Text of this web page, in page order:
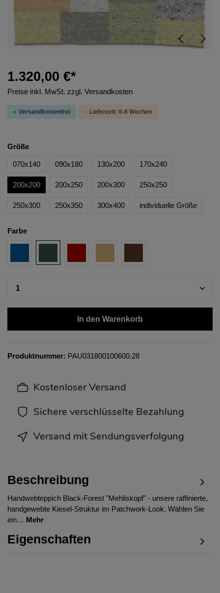
1.320,00 €*
Preise inkl. MwSt. zzgl. Versandkosten
Versandkostenfrei Lieferzeit: 6-8 Wochen
Größe
070x140 090x180 130x200 170x240
200x200 200x250 200x300 250x250
250x300 250x350 300x400 individuelle Größe
Farbe
In den Warenkorb
Produktnummer: PAU031800100600.28
Kostenloser Versand
Sichere verschlüsselte Bezahlung
Versand mit Sendungsverfolgung
Beschreibung
Handwebteppich Black-Forest "Mehliskopf" - unsere raffinierte,
handgewebte Kiesel-Struktur im Patchwork-Look. Wählen Sie
ein… Mehr
Eigenschaften